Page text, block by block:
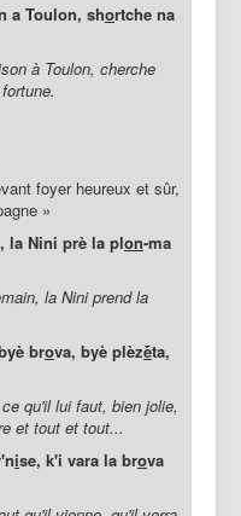
a Toulon, shortche na
à Toulon, cherche
foyer heureux et sûr,
»
la Nini prè la plon-ma
la Nini prend la
brova, byè plèzḕta,
qu'il lui faut, bien jolie,
et tout et tout...
ise, k'i vara la brova